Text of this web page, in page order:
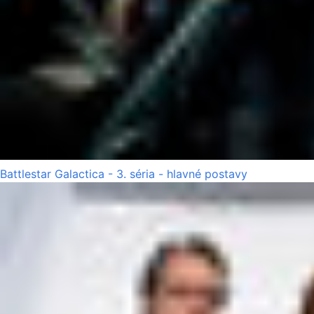
Battlestar Galactica - 3. séria - hlavné postavy